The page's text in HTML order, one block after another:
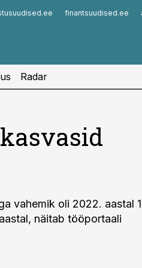
finantsuudised.ee
Radar
vahemik oli 2022. aastal
näitab tööportaali